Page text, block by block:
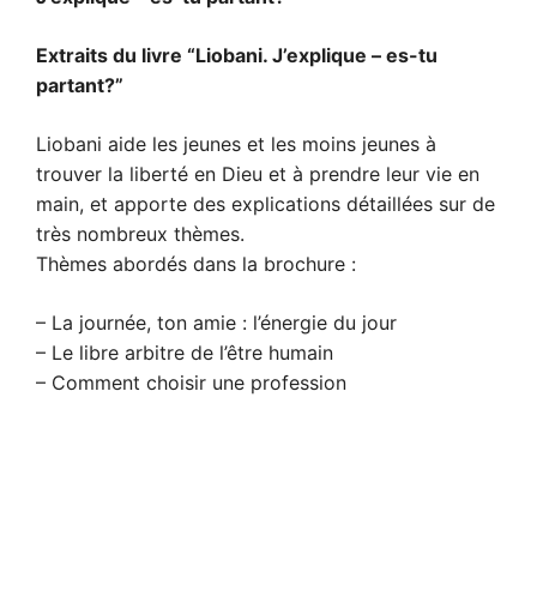
Extraits du livre “Liobani. J’explique – es-tu
partant?”
Liobani aide les jeunes et les moins jeunes à
trouver la liberté en Dieu et à prendre leur vie en
main, et apporte des explications détaillées sur de
très nombreux thèmes.
Thèmes abordés dans la brochure :
– La journée, ton amie : l’énergie du jour
– Le libre arbitre de l’être humain
– Comment choisir une profession